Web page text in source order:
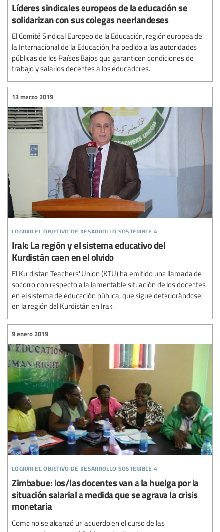
Líderes sindicales europeos de la educación se
solidarizan con sus colegas neerlandeses
El Comité Sindical Europeo de la Educación, región europea de
la Internacional de la Educación, ha pedido a las autoridades
públicas de los Países Bajos que garanticen condiciones de
trabajo y salarios decentes a los educadores.
lograr el objetivo de desarrollo sostenible 4
13 marzo 2019
Irak: La región y el sistema educativo del
Kurdistán caen en el olvido
El Kurdistan Teachers' Union (KTU) ha emitido una llamada de
socorro con respecto a la lamentable situación de los docentes
en el sistema de educación pública, que sigue deteriorándose
en la región del Kurdistán en Irak.
lograr el objetivo de desarrollo sostenible 4
9 enero 2019
Zimbabue: los/las docentes van a la huelga por la
situación salarial a medida que se agrava la crisis
monetaria
Como no se alcanzó un acuerdo en el curso de las